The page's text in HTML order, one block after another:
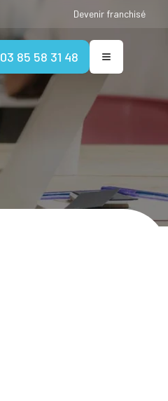
Devenir franchisé
03 85 58 31 48